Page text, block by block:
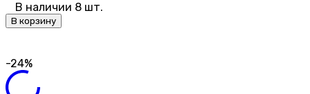
В наличии 8 шт.
В корзину
-24%